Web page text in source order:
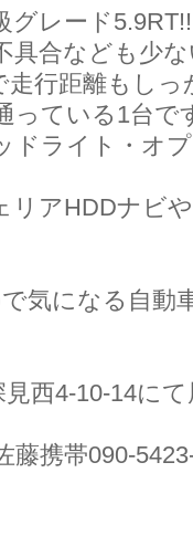
グレード5.9RT!!
具合なども少
走行距離もし
っている1台で
ドライト・オ
リアHDDナビ
気になる自動
西4-10-14に
藤携帯090-